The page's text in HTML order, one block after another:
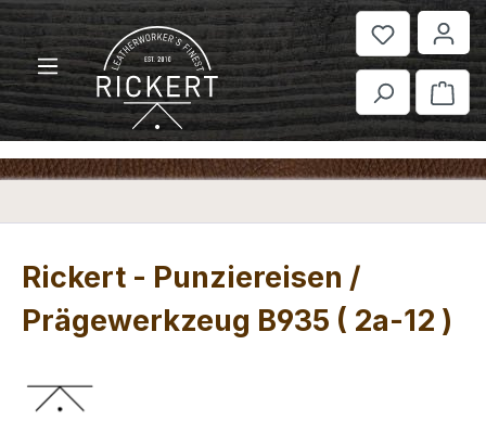
Zum Hauptinhalt springen
Rickert - Punziereisen /
Prägewerkzeug B935 ( 2a-12 )